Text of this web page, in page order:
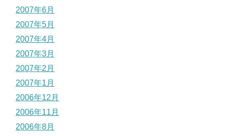
2007年6月
2007年5月
2007年4月
2007年3月
2007年2月
2007年1月
2006年12月
2006年11月
2006年8月